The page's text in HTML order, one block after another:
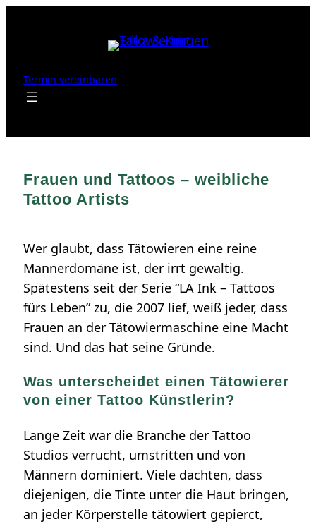
Termin vereinbaren
Frauen und Tattoos – weibliche
Tattoo Artists
Wer glaubt, dass Tätowieren eine reine
Männerdomäne ist, der irrt gewaltig.
Spätestens seit der Serie “LA Ink – Tattoos
fürs Leben” zu, die 2007 lief, weiß jeder, dass
Frauen an der Tätowiermaschine eine Macht
sind. Und das hat seine Gründe.
Was unterscheidet einen Tätowierer
von einer Tattoo Künstlerin?
Lange Zeit war die Branche der Tattoo
Studios verrucht, umstritten und von
Männern dominiert. Viele dachten, dass
diejenigen, die Tinte unter die Haut bringen,
an jeder Körperstelle tätowiert gepierct,